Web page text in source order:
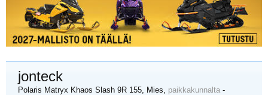
jonteck
Polaris Matryx Khaos Slash 9R 155 , Mies, paikkakunnalta -